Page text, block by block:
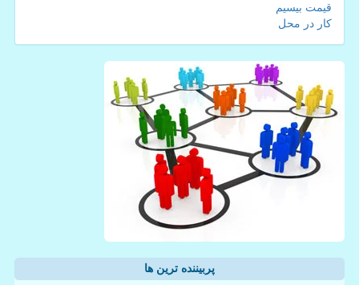
قیمت بیسیم
کار در محل
پربیننده ترین ها